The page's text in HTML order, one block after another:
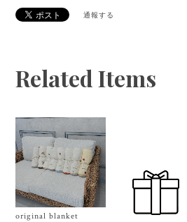
通報する
Related Items
original blanket